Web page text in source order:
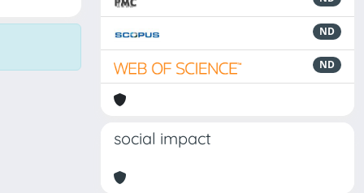
ND
ND
social impact